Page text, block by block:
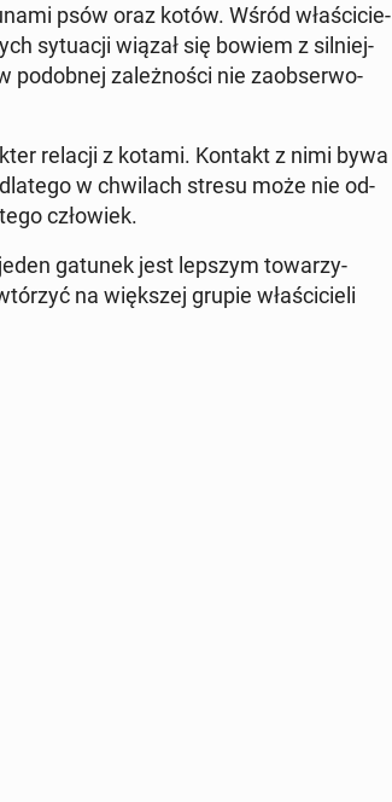
psów oraz kotów. Wśród wła­ści­cie­
sy­tu­acji wiązał się bowiem z sil­niej­
po­dob­nej za­leż­no­ści nie za­ob­ser­wo­
relacji z kotami. Kontakt z nimi bywa
w chwi­lach stresu może nie od­
czło­wiek.
gatunek jest lepszym to­wa­rzy­
na więk­szej grupie wła­ści­cie­li